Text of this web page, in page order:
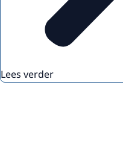
Lees verder